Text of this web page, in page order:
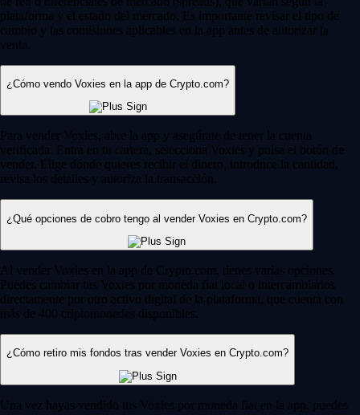
plataforma y el estado del mercado. Es importante revisar el tipo de
cambio y las comisiones aplicables en la app antes de autorizar la
venta.
¿Cómo vendo Voxies en la app de Crypto.com?
Para vender Voxies, abre la app y asegúrate de tener la cuenta
verificada. Entra en tu cartera, selecciona Voxies y pulsa el botón de
vender. Elige dónde quieres recibir el dinero, introduce la cantidad,
revisa los detalles y autoriza la transacción.
¿Qué opciones de cobro tengo al vender Voxies en Crypto.com?
Al vender Voxies en la app de Crypto.com, tienes varias opciones.
Puedes cambiar tus Voxies por moneda fiat local o intercambiarlos
directamente por otro activo digital de la plataforma, que cuenta con
más de 400 criptomonedas disponibles.
¿Cómo retiro mis fondos tras vender Voxies en Crypto.com?
Una vez hayas vendido tus Voxies por moneda fiat en la app, puedes